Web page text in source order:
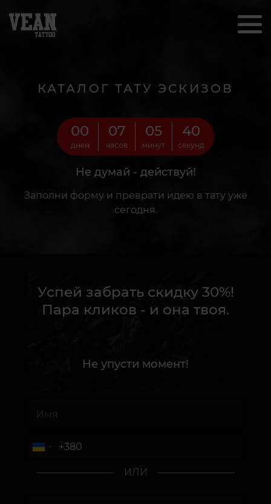
КАТАЛОГ ТАТУ ЭСКИЗОВ
00
дней
07
часов
05
минут
38
секунд
Не думай - действуй!
Заполни форму и преврати идею в тату уже
сегодня.
Успей забрать скидку 30%!
Пара кликов - и она твоя.
Не упусти момент!
ИЛИ